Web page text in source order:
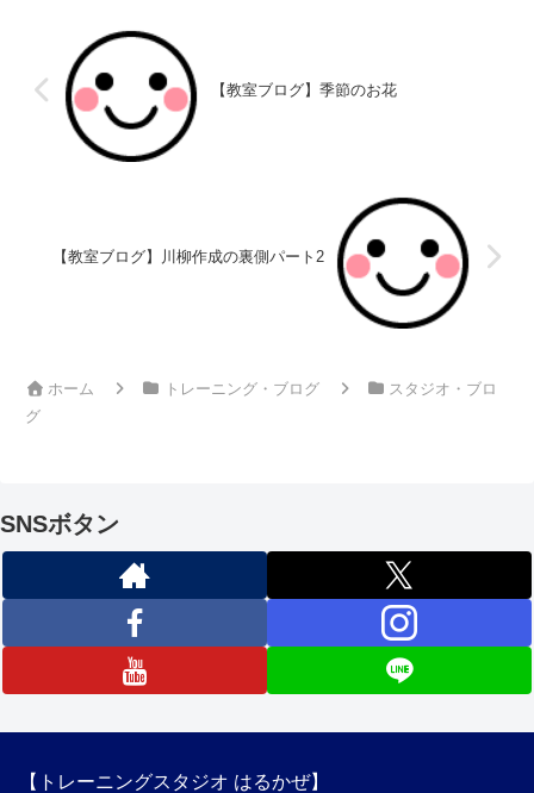
【教室ブログ】季節のお花
【教室ブログ】川柳作成の裏側パート2
ホーム トレーニング・ブログ
スタジオ・ブロ
グ
SNSボタン
【トレーニングスタジオ はるかぜ】